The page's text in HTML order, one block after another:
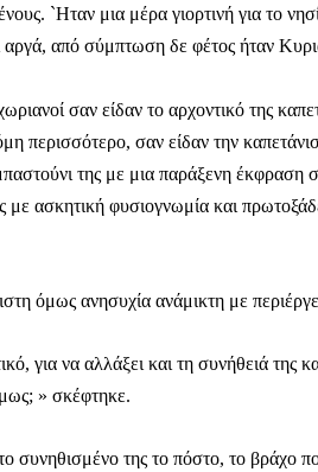
βρίσκεσαι σε δύσκολη
προσβάσιμη για όλους.
Η στήριξή σου ενισχύει άμεσα
Κοστίζει λιγότερο από έναν
σήμερα να γίνεις
`Ηταν μια μέρα γιορτινή για το
από σύμπτωση δε φέτος ήταν
σαν είδαν το αρχοντικό της
περισσότερο, σαν είδαν την
της με μια παράξενη
με ασκητική φυσιογνωμία και
όμως ανησυχία ανάμικτη με
για να αλλάξει και τη συνήθειά της
» σκέφτηκε.
συνηθισμένο της το πόστο, το